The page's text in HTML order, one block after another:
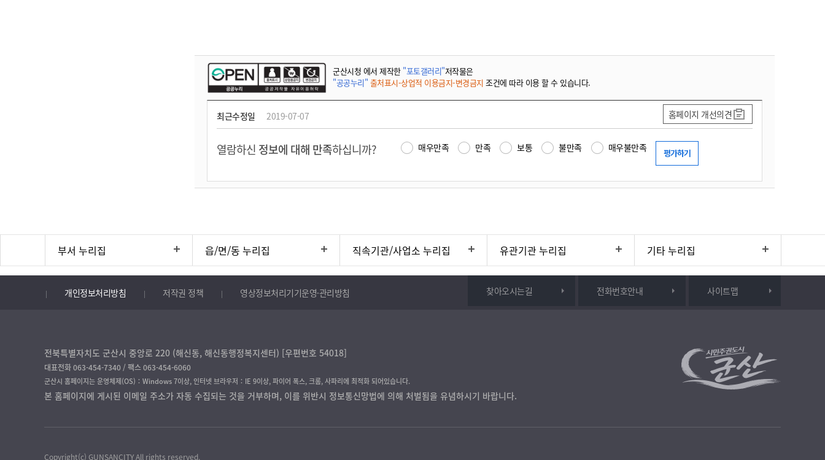
군산시청 에서 제작한 "포토갤러리"저작물은
"공공누리" 출처표시-상업적 이용금지-변경금지 조건에 따라 이용 할 수 있습니다.
최근수정일 2019-07-07 홈페이지 개선의견
열람하신 정보에 대해 만족하십니까? 매우만족 만족 보통 불만족 매우불만족
부서 누리집 읍/면/동 누리집 직속기관/사업소 누리집 유관기관 누리집 기타 누리집
개인정보처리방침 저작권 정책 영상정보처리기기운영·관리방침 찾아오시는길 전화번호안내 사이트맵
전북특별자치도 군산시 중앙로 220 (해신동, 해신동행정복지센터) [우편번호 54018]
대표전화 063-454-7340 / 팩스 063-454-6060
군산시 홈페이지는 운영체제(OS)：Windows 7이상, 인터넷 브라우저：IE 9이상, 파이어 폭스, 크롬, 사파리에 최적화 되어있습니다.
본 홈페이지에 게시된 이메일 주소가 자동 수집되는 것을 거부하며, 이를 위반시 정보통신망법에 의해 처벌됨을 유념하시기 바랍니다.
Copyright(c) GUNSANCITY All rights reserved.